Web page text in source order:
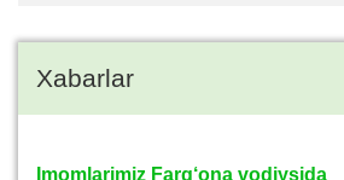
Xabarlar
Imomlarimiz Farg‘ona vodiysida